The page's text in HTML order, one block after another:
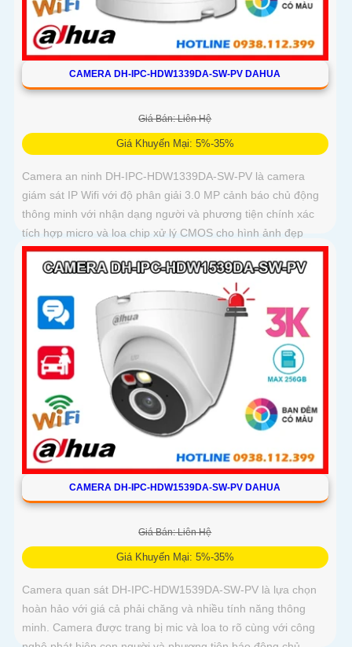
CAMERA DH-IPC-HDW1339DA-SW-PV DAHUA
Giá Bán: Liên Hệ
Giá Khuyến Mại: 5%-35%
Camera an ninh DH-IPC-HDW1339DA-SW-PV là camera
giám sát IP Wifi với độ phân giải 3.0 MP cảnh báo chủ động
thông minh với nhận dạng người và phương tiện chính xác
tích hợp micro và loa chip xử lý CMOS cho hình ảnh đẹp
công nghệ đèn trợ sáng thông minh xem ban đêm full color
30m, phù hợp lắp đặt cho gia đình, văn phòng, cửa hàng,
CAMERA DH-IPC-HDW1539DA-SW-PV DAHUA
Giá Bán: Liên Hệ
Giá Khuyến Mại: 5%-35%
Camera quan sát DH-IPC-HDW1539DA-SW-PV là lựa chọn
hoàn hảo với giá cả phải chăng và nhiều tính năng thông
minh. Camera được trang bị mic và loa to rõ cùng với công